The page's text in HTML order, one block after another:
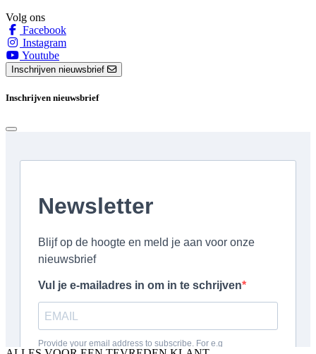
Volg ons
Facebook
Instagram
Youtube
Inschrijven nieuwsbrief
Inschrijven nieuwsbrief